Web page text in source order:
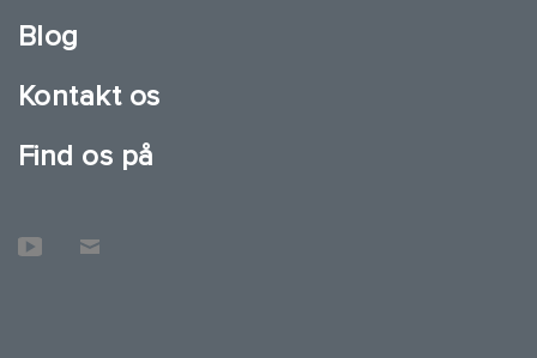
Blog
Kontakt os
Find os på